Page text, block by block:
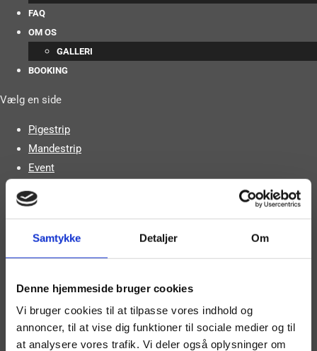
Samtykke Detaljer Om
Denne hjemmeside bruger cookies
Vi bruger cookies til at tilpasse vores indhold og
annoncer, til at vise dig funktioner til sociale medier og til
at analysere vores trafik. Vi deler også oplysninger om
FAQ
OM OS
GALLERI
BOOKING
Vælg en side
Pigestrip
Mandestrip
Event
Book en tryllekunstner
Book en DJ
Andet
Julefrokost
Promotion